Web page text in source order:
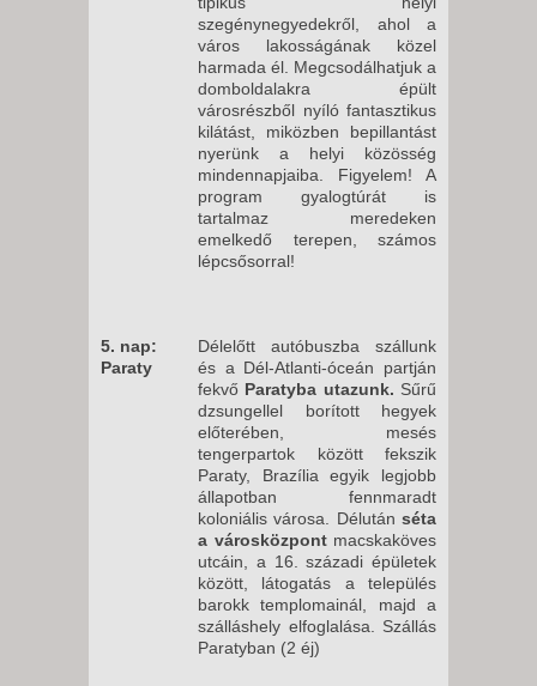
szegénynegyedekről, ahol a
város lakosságának közel
harmada él. Megcsodálhatjuk a
domboldalakra épült
városrészből nyíló fantasztikus
kilátást, miközben bepillantást
nyerünk a helyi közösség
mindennapjaiba. Figyelem! A
program gyalogtúrát is
tartalmaz meredeken
emelkedő terepen, számos
lépcsősorral!
5. nap:
Paraty
Délelőtt autóbuszba szállunk
és a Dél-Atlanti-óceán partján
fekvő Paratyba utazunk. Sűrű
dzsungellel borított hegyek
előterében, mesés
tengerpartok között fekszik
Paraty, Brazília egyik legjobb
állapotban fennmaradt
koloniális városa. Délután séta
a városközpontmacskaköves
utcáin, a 16. századi épületek
között, látogatás a település
barokk templomainál, majd a
szálláshely elfoglalása. Szállás
Paratyban (2 éj)